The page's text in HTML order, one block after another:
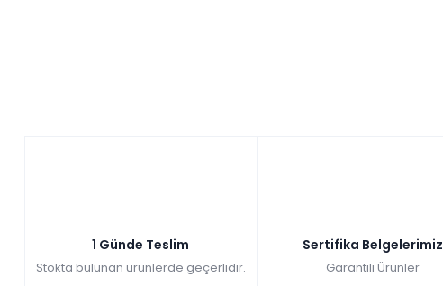
1 Günde Teslim
Stokta bulunan ürünlerde geçerlidir.
Sertifika Belgelerimiz
Garantili Ürünler